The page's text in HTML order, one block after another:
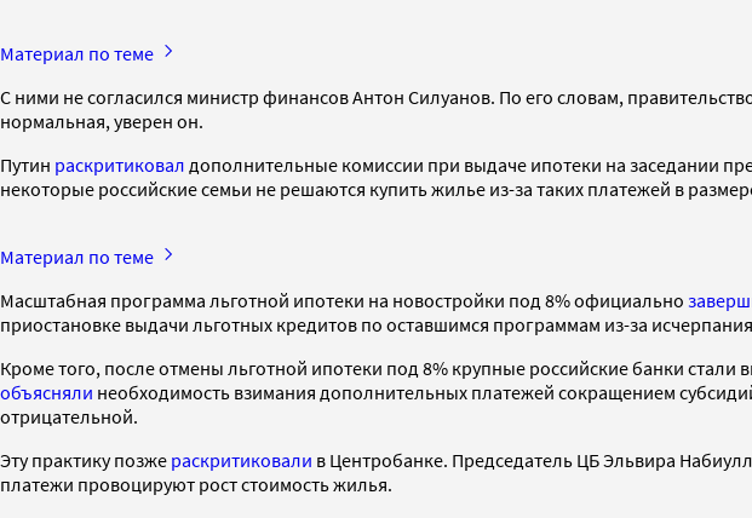
Материал по теме
С ними не согласился министр финансов Антон Силуанов. По его словам,
нормальная, уверен он.
Путин раскритиковал дополнительные комиссии при выдаче ипотеки на заседании
некоторые российские семьи не решаются купить жилье из-за таких платежей в
Материал по теме
Масштабная программа льготной ипотеки на новостройки под 8% официально
приостановке выдачи льготных кредитов по оставшимся программам из-за
Кроме того, после отмены льготной ипотеки под 8% крупные российские банки
объясняли необходимость взимания дополнительных платежей сокращением
отрицательной.
Эту практику позже раскритиковали в Центробанке. Председатель ЦБ Эльвира
платежи провоцируют рост стоимость жилья.